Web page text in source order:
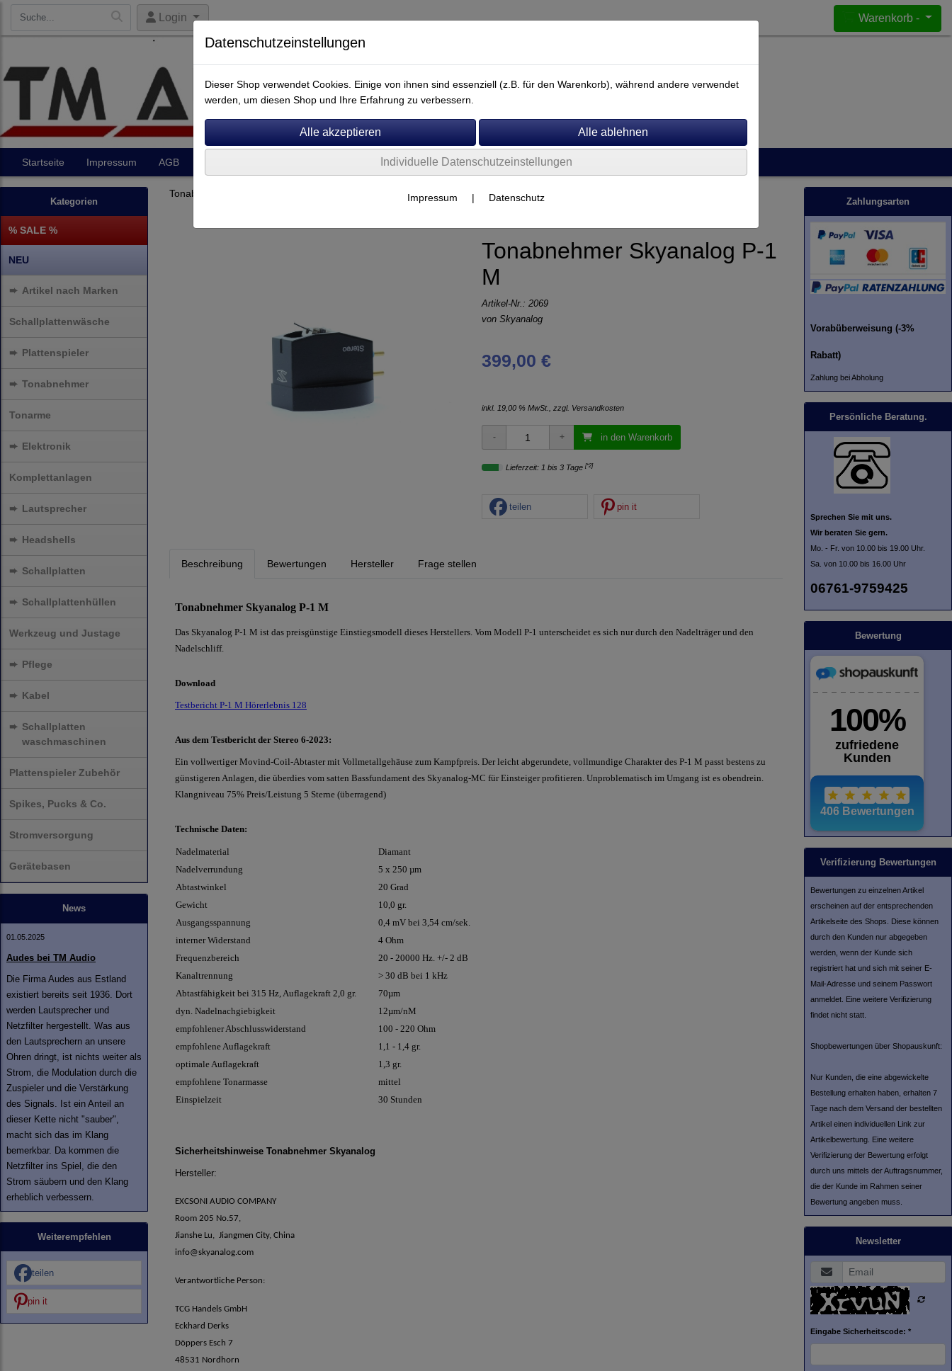
Login Warenkorb -
Startseite Impressum AGB
Kategorien
% SALE %
NEU
➨ Artikel nach Marken
Schallplattenwäsche
➨ Plattenspieler
➨ Tonabnehmer
Tonarme
➨ Elektronik
Komplettanlagen
➨ Lautsprecher
➨ Headshells
➨ Schallplatten
➨ Schallplattenhüllen
Werkzeug und Justage
➨ Pflege
➨ Kabel
➨ Schallplatten
waschmaschinen
Plattenspieler Zubehör
Spikes, Pucks & Co.
Stromversorgung
Gerätebasen
News
01.05.2025
Audes bei TM Audio
Die Firma Audes aus Estland
existiert bereits seit 1936. Dort
werden Lautsprecher und
Netzfilter hergestellt. Was aus
den Lautsprechern an unsere
Ohren dringt, ist nichts weiter als
Strom, die Modulation durch die
Zuspieler und die Verstärkung
des Signals. Ist ein Anteil an
dieser Kette nicht "sauber",
macht sich das im Klang
bemerkbar. Da kommen die
Netzfilter ins Spiel, die den
Strom säubern und den Klang
erheblich verbessern.
Weiterempfehlen
teilen
pin it
Tonabnehmer
Tonabnehmer Skyanalog P-1
M
Artikel-Nr.: 2069
von Skyanalog
399,00 €
inkl. 19,00 % MwSt., zzgl. Versandkosten
in den Warenkorb
Lieferzeit: 1 bis 3 Tage [*2]
teilen pin it
Beschreibung Bewertungen Hersteller Frage stellen
Tonabnehmer Skyanalog P-1 M
Das Skyanalog P-1 M ist das preisgünstige Einstiegsmodell dieses Herstellers. Vom Modell P-1 unterscheidet es sich nur durch den Nadelträger und den
Nadelschliff.
Download
Testbericht P-1 M Hörerlebnis 128
Aus dem Testbericht der Stereo 6-2023:
Ein vollwertiger Movind-Coil-Abtaster mit Vollmetallgehäuse zum Kampfpreis. Der leicht abgerundete, vollmundige Charakter des P-1 M passt bestens zu
günstigeren Anlagen, die überdies vom satten Bassfundament des Skyanalog-MC für Einsteiger profitieren. Unproblematisch im Umgang ist es obendrein.
Klangniveau 75% Preis/Leistung 5 Sterne (überragend)
Technische Daten:
Nadelmaterial
Diamant
Nadelverrundung
5 x 250 µm
Abtastwinkel
20 Grad
Gewicht
10,0 gr.
Ausgangsspannung
0,4 mV bei 3,54 cm/sek.
interner Widerstand
4 Ohm
Frequenzbereich
20 - 20000 Hz. +/- 2 dB
Kanaltrennung
> 30 dB bei 1 kHz
Abtastfähigkeit bei 315 Hz, Auflagekraft 2,0 gr.
70µm
dyn. Nadelnachgiebigkeit
12µm/nM
empfohlener Abschlusswiderstand
100 - 220 Ohm
empfohlene Auflagekraft
1,1 - 1,4 gr.
optimale Auflagekraft
1,3 gr.
empfohlene Tonarmasse
mittel
Einspielzeit
30 Stunden
Sicherheitshinweise Tonabnehmer Skyanalog
Hersteller:
EXCSONI AUDIO COMPANY
Room 205 No.57,
Jianshe Lu, Jiangmen City, China
info@skyanalog.com
Verantwortliche Person:
TCG Handels GmbH
Eckhard Derks
Döppers Esch 7
48531 Nordhorn
Zahlungsarten
Vorabüberweisung (-3%
Rabatt)
Zahlung bei Abholung
Persönliche Beratung.
Sprechen Sie mit uns.
Wir beraten Sie gern.
Mo. - Fr. von 10.00 bis 19.00 Uhr.
Sa. von 10.00 bis 16.00 Uhr
06761-9759425
Bewertung
Verifizierung Bewertungen
Bewertungen zu einzelnen Artikel
erscheinen auf der entsprechenden
Artikelseite des Shops. Diese können
durch den Kunden nur abgegeben
werden, wenn der Kunde sich
registriert hat und sich mit seiner E-
Mail-Adresse und seinem Passwort
anmeldet. Eine weitere Verifizierung
findet nicht statt.
Shopbewertungen über Shopauskunft:
Nur Kunden, die eine abgewickelte
Bestellung erhalten haben, erhalten 7
Tage nach dem Versand der bestellten
Artikel einen individuellen Link zur
Artikelbewertung. Eine weitere
Verifizierung der Bewertung erfolgt
durch uns mittels der Auftragsnummer,
die der Kunde im Rahmen seiner
Bewertung angeben muss.
Newsletter
Eingabe Sicherheitscode: *
Datenschutzeinstellungen
Dieser Shop verwendet Cookies. Einige von ihnen sind essenziell (z.B. für den Warenkorb), während andere verwendet
werden, um diesen Shop und Ihre Erfahrung zu verbessern.
Individuelle Datenschutzeinstellungen
Impressum | Datenschutz